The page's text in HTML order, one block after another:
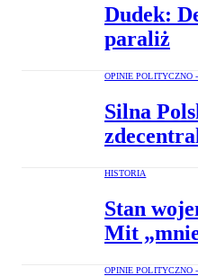
Dudek:
paraliż
OPINIE POLITYCZNO
Silna
HISTORIA
Stan
Mit
OPINIE POLITYCZNO